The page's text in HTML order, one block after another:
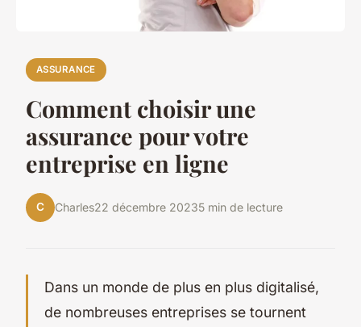
ASSURANCE
Comment choisir une
assurance pour votre
entreprise en ligne
C Charles22 décembre 20235 min de lecture
Dans un monde de plus en plus digitalisé,
de nombreuses entreprises se tournent